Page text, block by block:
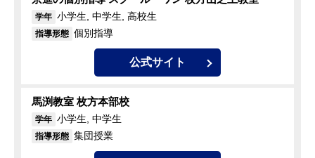
学年 小学生, 中学生, 高校生
指導形態 個別指導
公式サイト
馬渕教室 枚方本部校
学年 小学生, 中学生
指導形態 集団授業